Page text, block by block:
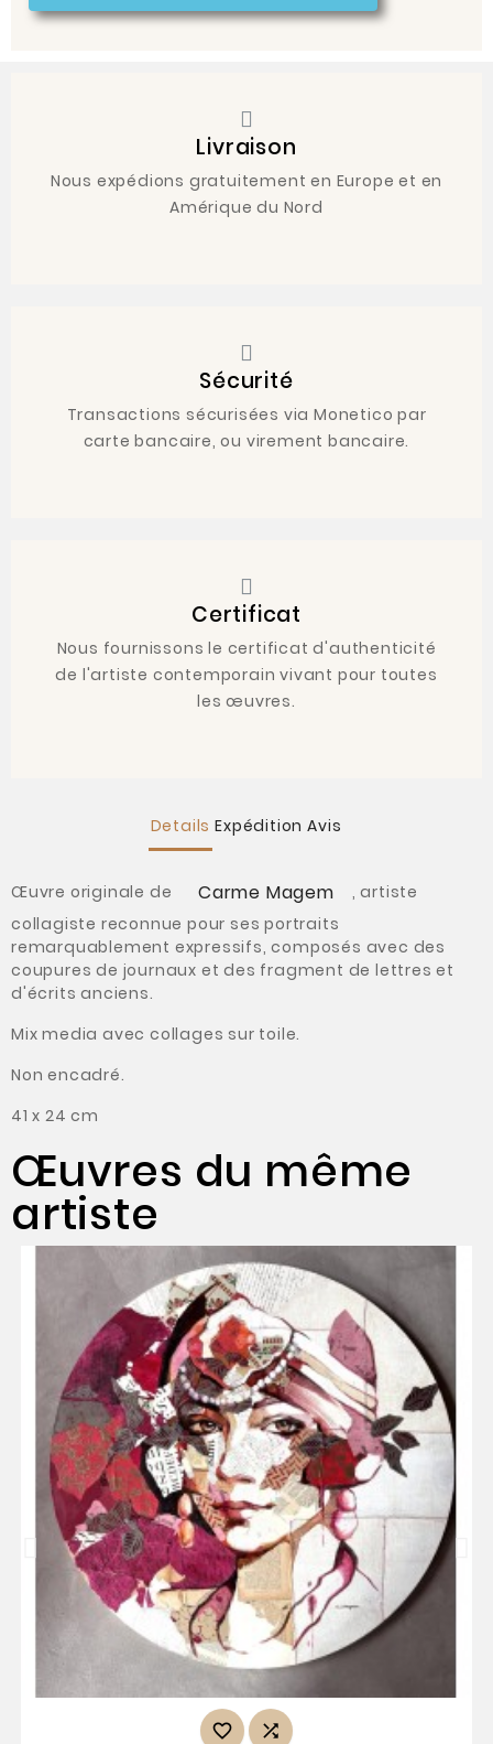
Livraison
Nous expédions gratuitement en Europe et en
Amérique du Nord
Sécurité
Transactions sécurisées via Monetico par
carte bancaire, ou virement bancaire.
Certificat
Nous fournissons le certificat d'authenticité
de l'artiste contemporain vivant pour toutes
les œuvres.
Details Expédition Avis
Œuvre originale de Carme Magem
, artiste
collagiste reconnue pour ses portraits
remarquablement expressifs, composés avec des
coupures de journaux et des fragment de lettres et
d'écrits anciens.
Mix media avec collages sur toile.
Non encadré.
41 x 24 cm
Œuvres du même
artiste
 